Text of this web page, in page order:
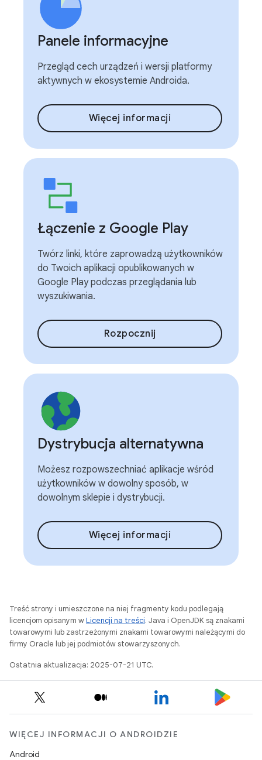
Panele informacyjne
Przegląd cech urządzeń i wersji platformy
aktywnych w ekosystemie Androida.
Więcej informacji
Łączenie z Google Play
Twórz linki, które zaprowadzą użytkowników
do Twoich aplikacji opublikowanych w
Google Play podczas przeglądania lub
wyszukiwania.
Rozpocznij
Dystrybucja alternatywna
Możesz rozpowszechniać aplikacje wśród
użytkowników w dowolny sposób, w
dowolnym sklepie i dystrybucji.
Więcej informacji
Treść strony i umieszczone na niej fragmenty kodu podlegają
licencjom opisanym wLicencji na treści. Java i OpenJDK są znakami
towarowymi lub zastrzeżonymi znakami towarowymi należącymi do
firmy Oracle lub jej podmiotów stowarzyszonych.
Ostatnia aktualizacja: 2025-07-21 UTC.
WIĘCEJ INFORMACJI O ANDROIDZIE
Android